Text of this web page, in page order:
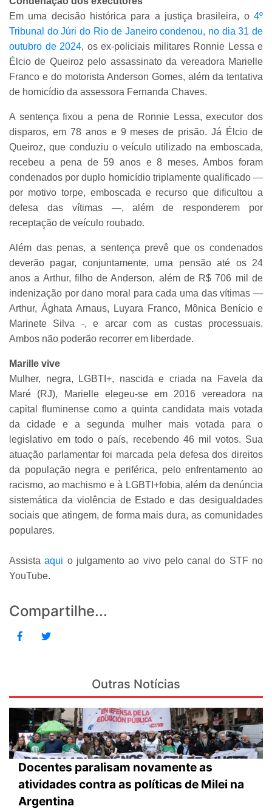
Em uma decisão histórica para a justiça brasileira, o 4º
Tribunal do Júri do Rio de Janeiro condenou, no dia 31 de
outubro de 2024, os ex-policiais militares Ronnie Lessa e
Élcio de Queiroz pelo assassinato da vereadora Marielle
Franco e do motorista Anderson Gomes, além da tentativa
de homicídio da assessora Fernanda Chaves.
A sentença fixou a pena de Ronnie Lessa, executor dos
disparos, em 78 anos e 9 meses de prisão. Já Élcio de
Queiroz, que conduziu o veículo utilizado na emboscada,
recebeu a pena de 59 anos e 8 meses. Ambos foram
condenados por duplo homicídio triplamente qualificado —
por motivo torpe, emboscada e recurso que dificultou a
defesa das vítimas —, além de responderem por
receptação de veículo roubado.
Além das penas, a sentença prevê que os condenados
deverão pagar, conjuntamente, uma pensão até os 24
anos a Arthur, filho de Anderson, além de R$ 706 mil de
indenização por dano moral para cada uma das vítimas —
Arthur, Ághata Arnaus, Luyara Franco, Mônica Benício e
Marinete Silva -, e arcar com as custas processuais.
Ambos não poderão recorrer em liberdade.
Marille vive
Mulher, negra, LGBTI+, nascida e criada na Favela da
Maré (RJ), Marielle elegeu-se em 2016 vereadora na
capital fluminense como a quinta candidata mais votada
da cidade e a segunda mulher mais votada para o
legislativo em todo o país, recebendo 46 mil votos. Sua
atuação parlamentar foi marcada pela defesa dos direitos
da população negra e periférica, pelo enfrentamento ao
racismo, ao machismo e à LGBTI+fobia, além da denúncia
sistemática da violência de Estado e das desigualdades
sociais que atingem, de forma mais dura, as comunidades
populares.
Assistaaqui o julgamento ao vivo pelo canal do STF no
YouTube.
Compartilhe...
Outras Notícias
Docentes paralisam novamente as
atividades contra as políticas de Milei na
Argentina